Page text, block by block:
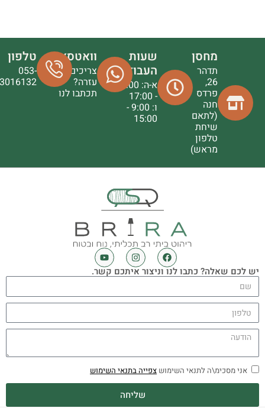
מחסן
תדהר
26,
פרדס
חנה
(לתאם
שיחת
טלפון
מראש)
שעות
העבודה
א-ה: 9:00
- 17:00
ו: 9:00 -
15:00
וואטסאפ
צריכים
עזרה?
תכתבו לנו
טלפון
053-
3016132
יש לכם שאלה? כתבו לנו וניצור איתכם קשר.
אני מסכימ\ה לתנאי השימוש צפייה בתנאי השימוש
שליחה